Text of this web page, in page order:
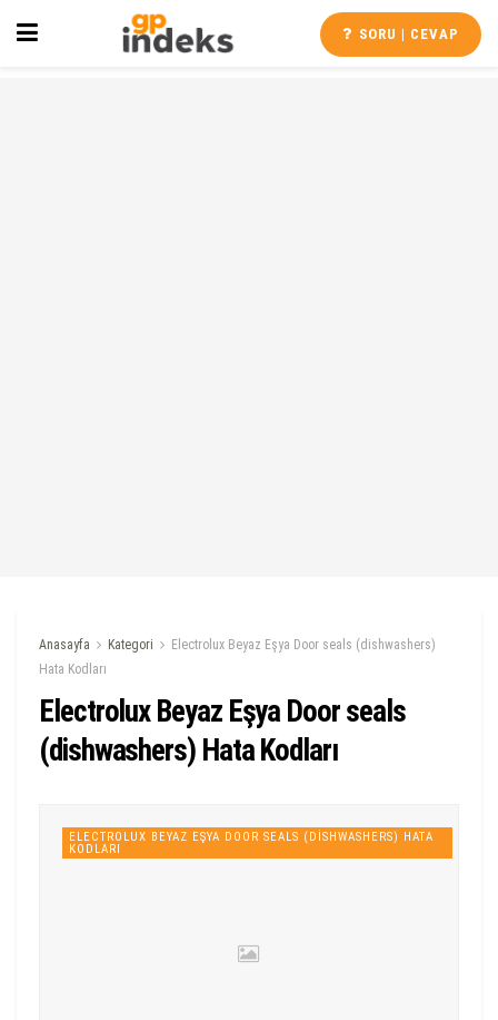
SORU | CEVAP
Anasayfa Kategori
Electrolux Beyaz Eşya Door seals (dishwashers)
Hata Kodları
Electrolux Beyaz Eşya Door seals
(dishwashers) Hata Kodları
ELECTROLUX BEYAZ EŞYA DOOR SEALS (DISHWASHERS) HATA
KODLARI